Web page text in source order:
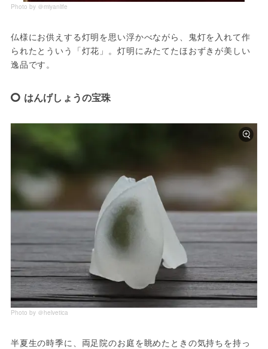
Photo by ＠miyanlife
仏様にお供えする灯明を思い浮かべながら、鬼灯を入れて作
られたとういう「灯花」。灯明にみたてたほおずきが美しい
逸品です。
はんげしょうの宝珠
Photo by ＠helvetica
半夏生の時季に、両足院のお庭を眺めたときの気持ちを持っ